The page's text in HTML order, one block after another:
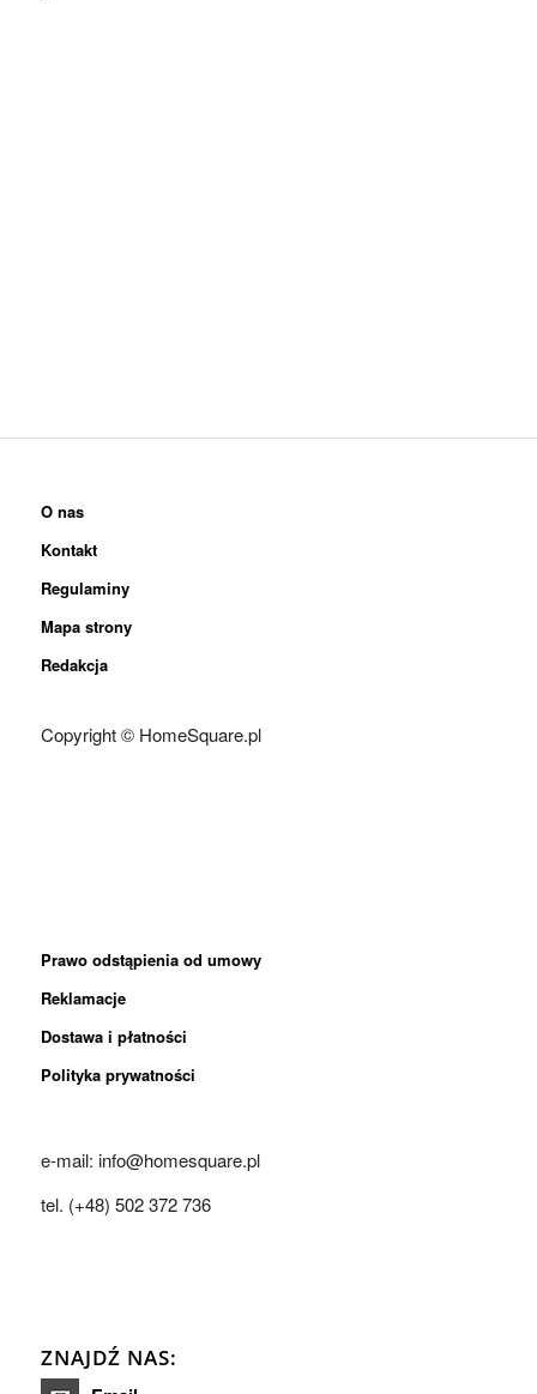
O nas
Kontakt
Regulaminy
Mapa strony
Redakcja
Copyright © HomeSquare.pl
Prawo odstąpienia od umowy
Reklamacje
Dostawa i płatności
Polityka prywatności
e-mail: info@homesquare.pl
tel. (+48) 502 372 736
ZNAJDŹ NAS: